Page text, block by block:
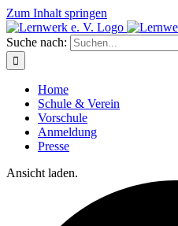
Zum Inhalt springen
Suche nach:
Home
Schule & Verein
Vorschule
Anmeldung
Presse
Ansicht laden.